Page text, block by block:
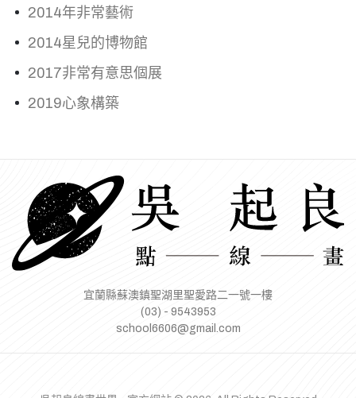
2014年非常藝術
2014星兒的博物館
2017非常有意思個展
2019心象構築
宜蘭縣蘇澳鎮聖湖里聖愛路二一號一樓
(03) - 9543953
school6606@gmail.com